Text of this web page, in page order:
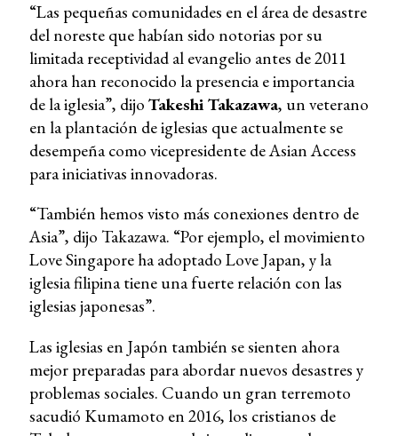
“Las pequeñas comunidades en el área de desastre
del noreste que habían sido notorias por su
limitada receptividad al evangelio antes de 2011
ahora han reconocido la presencia e importancia
de la iglesia”, dijo Takeshi Takazawa, un veterano
en la plantación de iglesias que actualmente se
desempeña como vicepresidente de Asian Access
para iniciativas innovadoras.
“También hemos visto más conexiones dentro de
Asia”, dijo Takazawa. “Por ejemplo, el movimiento
Love Singapore ha adoptado Love Japan, y la
iglesia filipina tiene una fuerte relación con las
iglesias japonesas”.
Las iglesias en Japón también se sienten ahora
mejor preparadas para abordar nuevos desastres y
problemas sociales. Cuando un gran terremoto
sacudió Kumamoto en 2016, los cristianos de